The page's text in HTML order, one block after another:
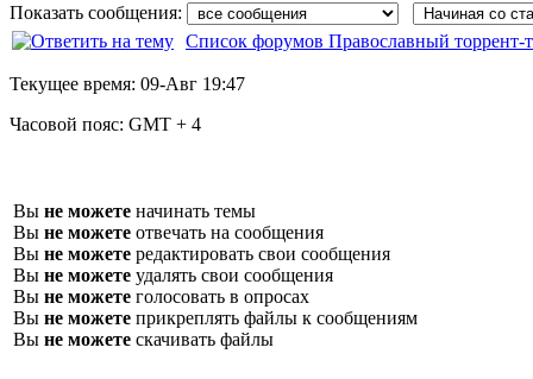
Показать сообщения:
Список форумов Православный торрент-
Текущее время: 09-Авг 19:47
Часовой пояс: GMT + 4
Вы не можете начинать темы
Вы не можете отвечать на сообщения
Вы не можете редактировать свои сообщения
Вы не можете удалять свои сообщения
Вы не можете голосовать в опросах
Вы не можете прикреплять файлы к сообщениям
Вы не можете скачивать файлы